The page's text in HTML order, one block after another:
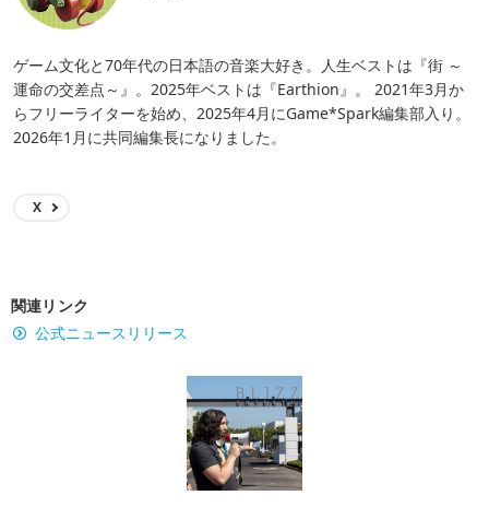
ゲーム文化と70年代の日本語の音楽大好き。人生ベストは『街 ～
運命の交差点～』。2025年ベストは『Earthion』。 2021年3月か
らフリーライターを始め、2025年4月にGame*Spark編集部入り。
2026年1月に共同編集長になりました。
X
関連リンク
公式ニュースリリース